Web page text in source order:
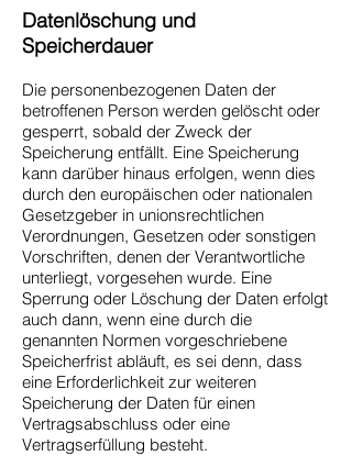
Datenlöschung und
Speicherdauer
Die personenbezogenen Daten der
betroffenen Person werden gelöscht oder
gesperrt, sobald der Zweck der
Speicherung entfällt. Eine Speicherung
kann darüber hinaus erfolgen, wenn dies
durch den europäischen oder nationalen
Gesetzgeber in unionsrechtlichen
Verordnungen, Gesetzen oder sonstigen
Vorschriften, denen der Verantwortliche
unterliegt, vorgesehen wurde. Eine
Sperrung oder Löschung der Daten erfolgt
auch dann, wenn eine durch die
genannten Normen vorgeschriebene
Speicherfrist abläuft, es sei denn, dass
eine Erforderlichkeit zur weiteren
Speicherung der Daten für einen
Vertragsabschluss oder eine
Vertragserfüllung besteht.